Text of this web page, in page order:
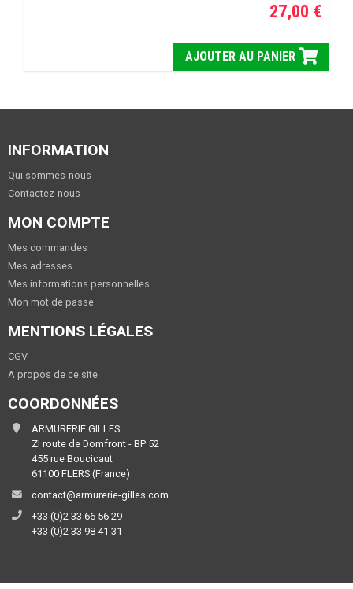
27,00 €
AJOUTER AU PANIER
INFORMATION
Qui sommes-nous
Contactez-nous
MON COMPTE
Mes commandes
Mes adresses
Mes informations personnelles
Mon mot de passe
MENTIONS LÉGALES
CGV
A propos de ce site
COORDONNÉES
ARMURERIE GILLES
ZI route de Domfront - BP 52
455 rue Boucicaut
61100 FLERS (France)
contact@armurerie-gilles.com
+33 (0)2 33 66 56 29
+33 (0)2 33 98 41 31